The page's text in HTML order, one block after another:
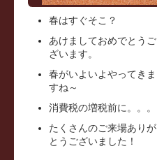
春はすぐそこ？
あけましておめでとうご
ざいます。
春がいよいよやってきま
すね～
消費税の増税前に。。。
たくさんのご来場ありが
とうございました！